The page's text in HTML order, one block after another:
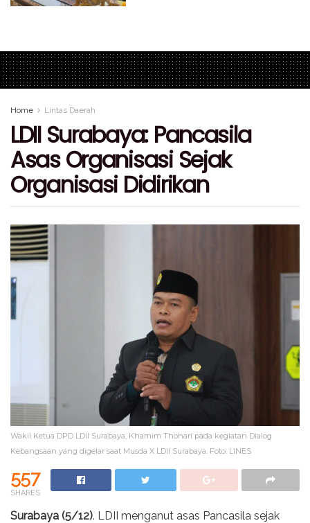
Home Lintas Daerah
LDII Surabaya: Pancasila
Asas Organisasi Sejak
Organisasi Didirikan
Wakil Ketua DPD LDII Surabaya, Khamim Thohari pada kegiatan Dialog
Kebangsaan yang digelar saat Musda X LDII Surabaya. Foto: LINES
557
SHARES
Surabaya (5/12). LDII menganut asas Pancasila sejak